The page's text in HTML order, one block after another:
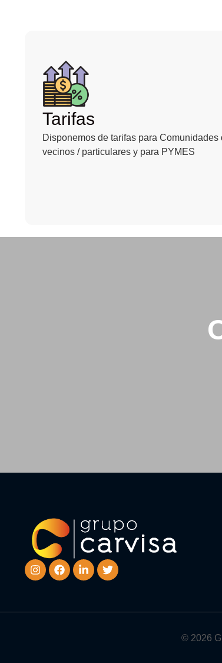
Tarifas
Disponemos de tarifas para Comunidades
vecinos / particulares y para PYMES
© 2026